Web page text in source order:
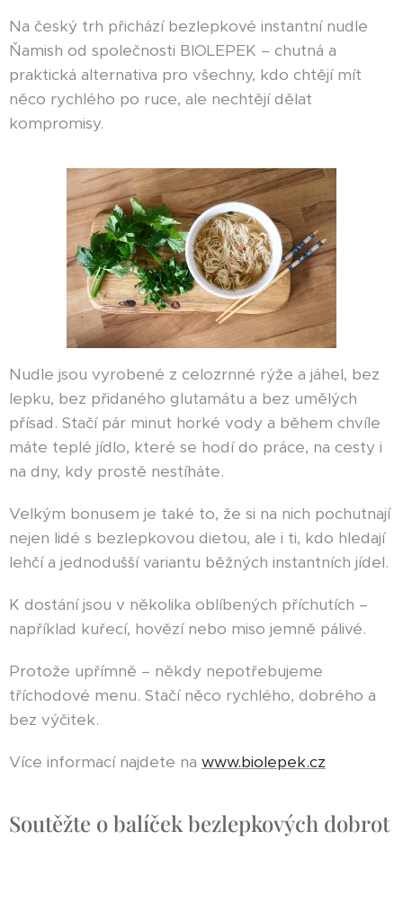
Na český trh přichází bezlepkové instantní nudle
Ňamish od společnosti BIOLEPEK – chutná a
praktická alternativa pro všechny, kdo chtějí mít
něco rychlého po ruce, ale nechtějí dělat
kompromisy.
Nudle jsou vyrobené z celozrnné rýže a jáhel, bez
lepku, bez přidaného glutamátu a bez umělých
přísad. Stačí pár minut horké vody a během chvíle
máte teplé jídlo, které se hodí do práce, na cesty i
na dny, kdy prostě nestíháte.
Velkým bonusem je také to, že si na nich pochutnají
nejen lidé s bezlepkovou dietou, ale i ti, kdo hledají
lehčí a jednodušší variantu běžných instantních jídel.
K dostání jsou v několika oblíbených příchutích –
například kuřecí, hovězí nebo miso jemně pálivé.
Protože upřímně – někdy nepotřebujeme
tříchodové menu. Stačí něco rychlého, dobrého a
bez výčitek.
Více informací najdete na www.biolepek.cz
Soutěžte o balíček bezlepkových dobrot